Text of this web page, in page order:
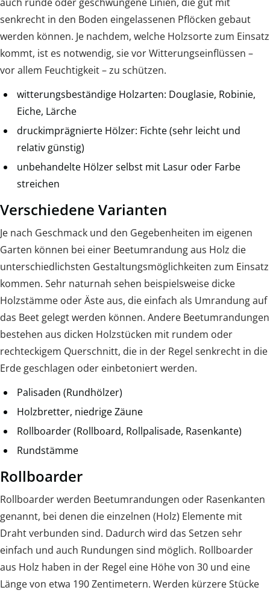
senkrecht in den Boden eingelassenen Pflöcken gebaut
werden können. Je nachdem, welche Holzsorte zum Einsatz
kommt, ist es notwendig, sie vor Witterungseinflüssen –
vor allem Feuchtigkeit – zu schützen.
witterungsbeständige Holzarten: Douglasie, Robinie,
Eiche, Lärche
druckimprägnierte Hölzer: Fichte (sehr leicht und
relativ günstig)
unbehandelte Hölzer selbst mit Lasur oder Farbe
streichen
Verschiedene Varianten
Je nach Geschmack und den Gegebenheiten im eigenen
Garten können bei einer Beetumrandung aus Holz die
unterschiedlichsten Gestaltungsmöglichkeiten zum Einsatz
kommen. Sehr naturnah sehen beispielsweise dicke
Holzstämme oder Äste aus, die einfach als Umrandung auf
das Beet gelegt werden können. Andere Beetumrandungen
bestehen aus dicken Holzstücken mit rundem oder
rechteckigem Querschnitt, die in der Regel senkrecht in die
Erde geschlagen oder einbetoniert werden.
Palisaden (Rundhölzer)
Holzbretter, niedrige Zäune
Rollboarder (Rollboard, Rollpalisade, Rasenkante)
Rundstämme
Rollboarder
Rollboarder werden Beetumrandungen oder Rasenkanten
genannt, bei denen die einzelnen (Holz) Elemente mit
Draht verbunden sind. Dadurch wird das Setzen sehr
einfach und auch Rundungen sind möglich. Rollboarder
aus Holz haben in der Regel eine Höhe von 30 und eine
Länge von etwa 190 Zentimetern. Werden kürzere Stücke